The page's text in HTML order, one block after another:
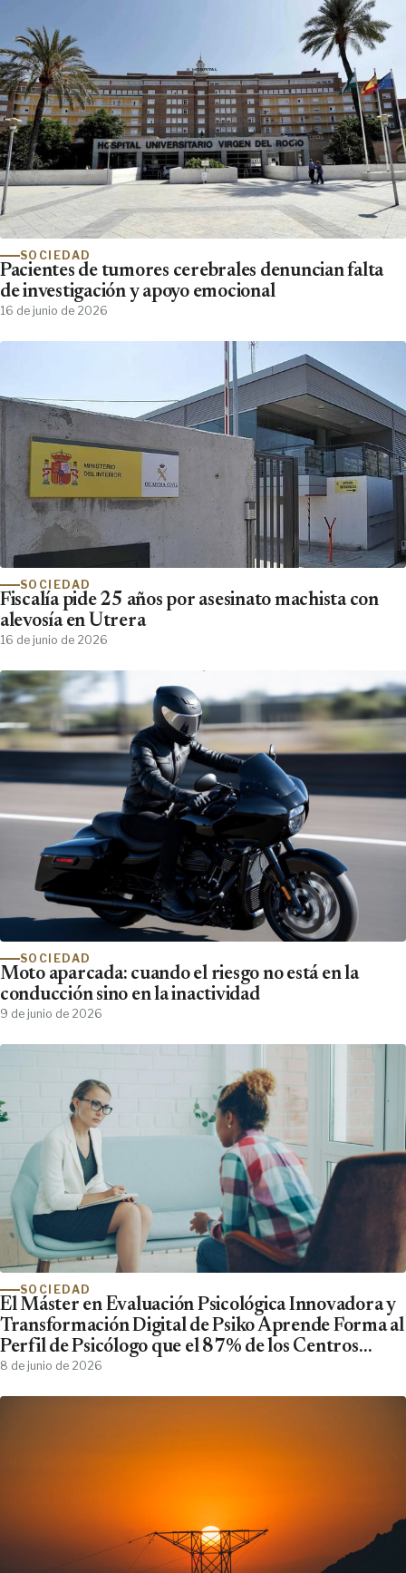
SOCIEDAD
Pacientes de tumores cerebrales denuncian falta
de investigación y apoyo emocional
16 de junio de 2026
SOCIEDAD
Fiscalía pide 25 años por asesinato machista con
alevosía en Utrera
16 de junio de 2026
SOCIEDAD
Moto aparcada: cuando el riesgo no está en la
conducción sino en la inactividad
9 de junio de 2026
SOCIEDAD
El Máster en Evaluación Psicológica Innovadora y
Transformación Digital de Psiko Aprende Forma al
Perfil de Psicólogo que el 87% de los Centros
Clínicos Demanda y No Encuentra
8 de junio de 2026